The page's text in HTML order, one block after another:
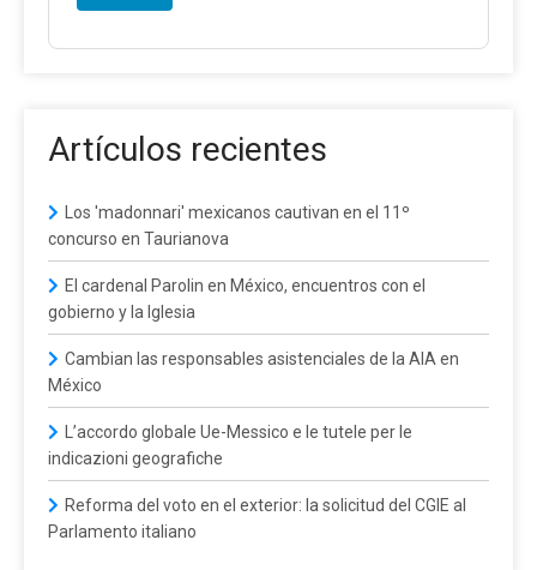
Artículos recientes
Los 'madonnari' mexicanos cautivan en el 11º
concurso en Taurianova
El cardenal Parolin en México, encuentros con el
gobierno y la Iglesia
Cambian las responsables asistenciales de la AIA en
México
L’accordo globale Ue-Messico e le tutele per le
indicazioni geografiche
Reforma del voto en el exterior: la solicitud del CGIE al
Parlamento italiano